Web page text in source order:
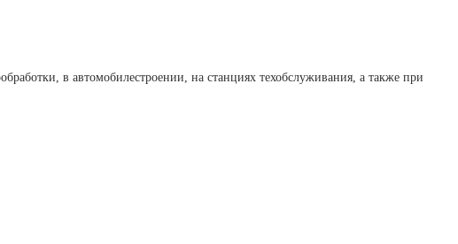
в автомобилестроении, на станциях техобслуживания, а также при